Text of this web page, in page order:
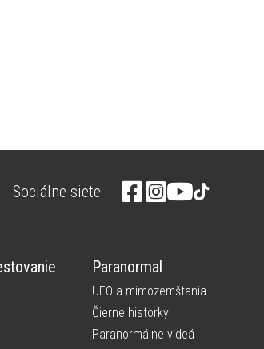
Sociálne siete
Paranormal
UFO a mimozemštania
Čierne historky
Paranormálne videá